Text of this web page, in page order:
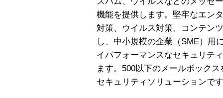
機能を提供します。堅牢なエン
対策、ウイルス対策、コンテン
し、中小規模の企業（SME）用
イパフォーマンスなセキュリテ
ます。500以下のメールボック
セキュリティソリューションで